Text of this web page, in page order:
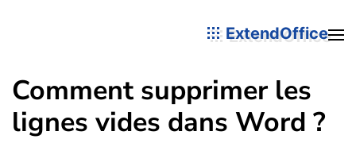
ExtendOffice
Comment supprimer les
lignes vides dans Word ?